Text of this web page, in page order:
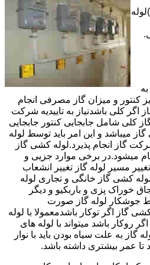
کنتور و میزان گاز مصرفی انجام
اگر کلی باشدنیاز به تاییدیه شرکت
کلی شامل جابجایی کنتور جابجایی
میباشد و این امر باید توسط لوله
گاز انجام پذیرد.لوله کشی گاز
میشود.در برخی موارد جزیی و
مسیر لوله گاز تغییر انشعاب
کشی گاز خانگی و تجاری لوله
خوراک پزی و باربکیو و دیگر
جوشکار لوله گاز صورت
گاز اگر توکار باشدمعمولا با لوله
روکار باشد میتواند با لوله های
گاز به علت سیاه بودن باید با نوار
عمر بیشتری داشته باشد.